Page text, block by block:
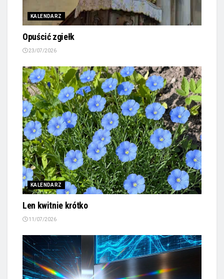
KALENDARZ
Opuścić zgiełk
23/07/2026
KALENDARZ
Len kwitnie krótko